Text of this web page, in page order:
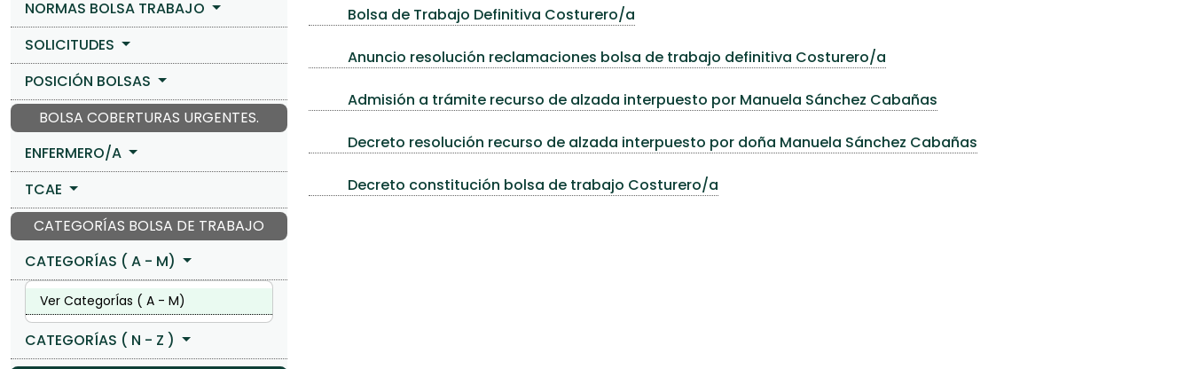
NORMAS BOLSA TRABAJO
SOLICITUDES
POSICIÓN BOLSAS
BOLSA COBERTURAS URGENTES.
ENFERMERO/A
TCAE
CATEGORÍAS BOLSA DE TRABAJO
CATEGORÍAS ( A - M)
Ver CategorÍas ( A - M)
CATEGORÍAS ( N - Z )
Bolsa de Trabajo Definitiva Costurero/a
Anuncio resolución reclamaciones bolsa de trabajo definitiva Costurero/a
Admisión a trámite recurso de alzada interpuesto por Manuela Sánchez Cabañas
Decreto resolución recurso de alzada interpuesto por doña Manuela Sánchez Cabañas
Decreto constitución bolsa de trabajo Costurero/a